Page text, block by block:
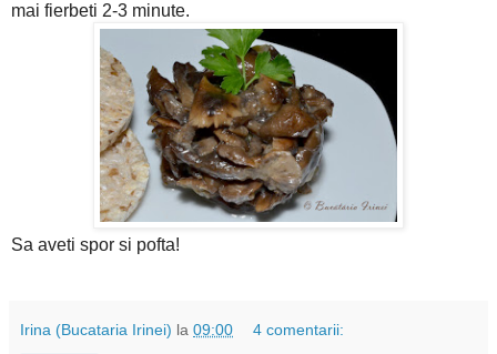
mai fierbeti 2-3 minute.
Sa aveti spor si pofta!
Irina (Bucataria Irinei) la 09:00 4 comentarii: